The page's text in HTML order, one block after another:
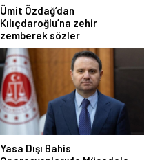
Ümit Özdağ’dan
Kılıçdaroğlu’na zehir
zemberek sözler
Yasa Dışı Bahis